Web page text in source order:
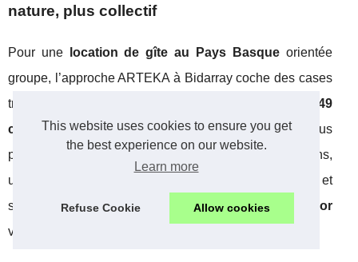
This website uses cookies to ensure you get
the best experience on our website.
Learn more
Refuse Cookie Allow cookies
nature, plus collectif
Pour une location de gîte au Pays Basqueorientée
groupe, l’approche ARTEKA à Bidarray coche des cases
très recherchées : des capacités adaptées (de
15 à 49
couchagesselon l’organisation), des dortoirs conçus
pour les séjours collectifs, de grands espaces communs,
une cuisine équipée, des formules repas modulables, et
surtout une proximité directe avec desactivités outdoor
variées.